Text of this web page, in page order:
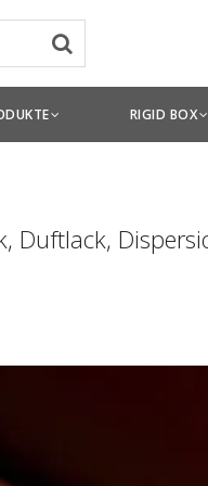
RIGID BOX
Duftlack,